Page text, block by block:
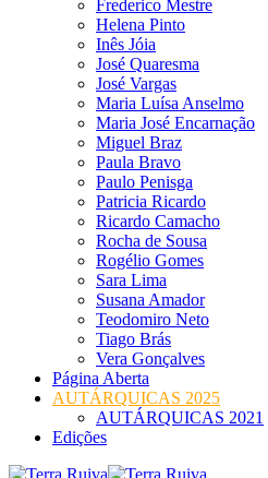
Frederico Mestre
Helena Pinto
Inês Jóia
José Quaresma
José Vargas
Maria Luísa Anselmo
Maria José Encarnação
Miguel Braz
Paula Bravo
Paulo Penisga
Patricia Ricardo
Ricardo Camacho
Rocha de Sousa
Rogélio Gomes
Sara Lima
Susana Amador
Teodomiro Neto
Tiago Brás
Vera Gonçalves
Página Aberta
AUTÁRQUICAS 2025
AUTÁRQUICAS 2021
Edições